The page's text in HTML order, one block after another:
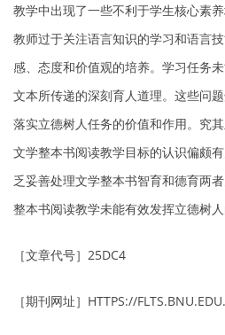
教学中出现了一些不利于学生核心素
教师过于关注语言知识的学习和语言
感、态度和价值观的培养。学习任务
文本所传递的深刻育人道理。这些问
落实立德树人任务的价值和作用。究
文学整本书阅读教学目标的认识偏颇
乏妥善处理文学整本书智育和德育两
整本书阅读教学未能有效发挥立德树人
［文章代号］25DC4
［期刊网址］HTTPS://